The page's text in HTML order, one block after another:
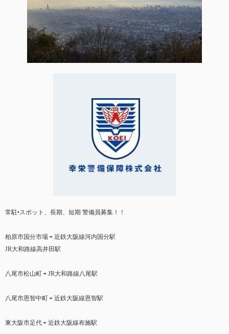
常駐•スポット、長期、短期 警備員募集！！
柏原市国分市場 ⇨ 近鉄大阪線河内国分駅
JR大和路線高井田駅
八尾市松山町 ⇨ JR大和路線八尾駅
八尾市恩智中町 ⇨ 近鉄大阪線恩智駅
東大阪市足代 ⇨ 近鉄大阪線布施駅